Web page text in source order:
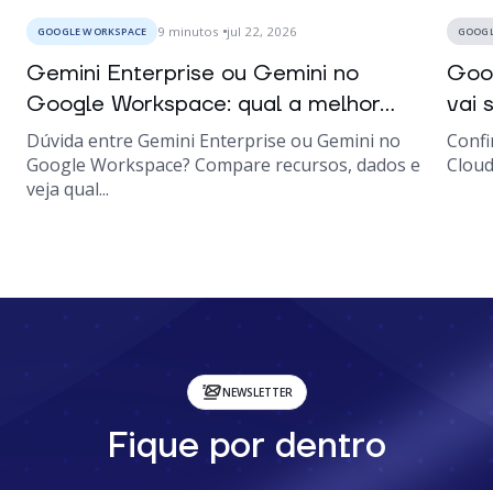
GOOGLE WORKSPACE 9 minutos jul 22, 2026
Gemini Enterprise ou Gemini no
Google Workspace: qual a melhor...
Dúvida entre Gemini Enterprise ou Gemini no
Google Workspace? Compare recursos, dados e
veja qual...
vai
NEWSLETTER
Fique por dentro